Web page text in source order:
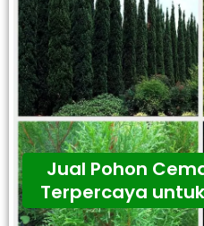
Jual Pohon
Terpercaya